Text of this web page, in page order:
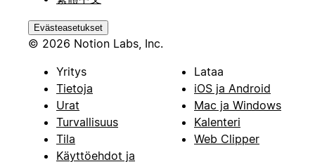
Evästeasetukset
© 2026 Notion Labs, Inc.
Yritys
Tietoja
Urat
Turvallisuus
Tila
Käyttöehdot ja
Lataa
iOS ja Android
Mac ja Windows
Kalenteri
Web Clipper